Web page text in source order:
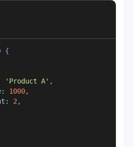
{
'Product A' ,
: 1000,
: 2 ,